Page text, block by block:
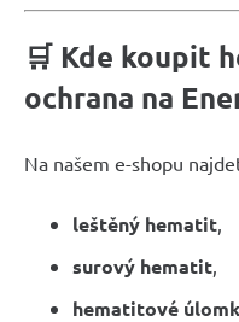
🛒 Kde koupit
ochrana na
Na našem e-shopu
leštěný hematit
surový hematit
hematitové